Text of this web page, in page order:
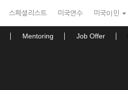
스페셜리스트 미국연수 미국이민
Mentoring Job Offer